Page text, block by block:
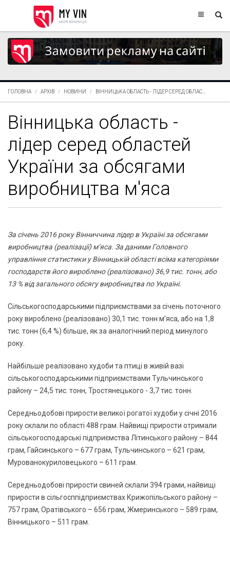
ГОЛОВНА АРХІВ НОВИНИ ВІННИЦЬКА ОБЛАСТЬ - ЛІДЕР СЕРЕД ОБЛАС...
Вінницька область -
лідер серед областей
України за обсягами
виробництва м'яса
За січень 2016 року Вінниччина лідер в Україні за обсягами
виробництва (реалізації) м’яса. За даними Головного
управління статистики у Вінницькій області всіма категоріями
господарств його вироблено (реалізовано) 36,9 тис. тонн, або
13 % від загального обсягу виробництва по Україні.
Сільськогосподарськими підприємствами за січень поточного
року вироблено (реалізовано) 30,1 тис. тонн м’яса, або на 1,8
тис. тонн (6,4 %) більше, як за аналогічний період минулого
року.
Найбільше реалізовано худоби та птиці в живій вазі
сільськогосподарськими підприємствами Тульчинського
району – 24,5 тис. тонн, Тростянецького - 3,7 тис. тонн.
Середньодобові прирости великої рогатої худоби у січні 2016
року склали по області 488 грам. Найвищі прирости отримали
сільськогосподарські підприємства Літинського району – 844
грам, Гайсинського – 677 грам, Тульчинського – 621 грам,
Мурованокуриловецького – 611 грам.
Середньодобові прирости свиней склали 394 грами, найвищі
прирости в сільгосппідприємствах Крижопільського району –
757 грам, Оратівського – 656 грам, Жмеринського – 589 грам,
Вінницького – 511 грам.